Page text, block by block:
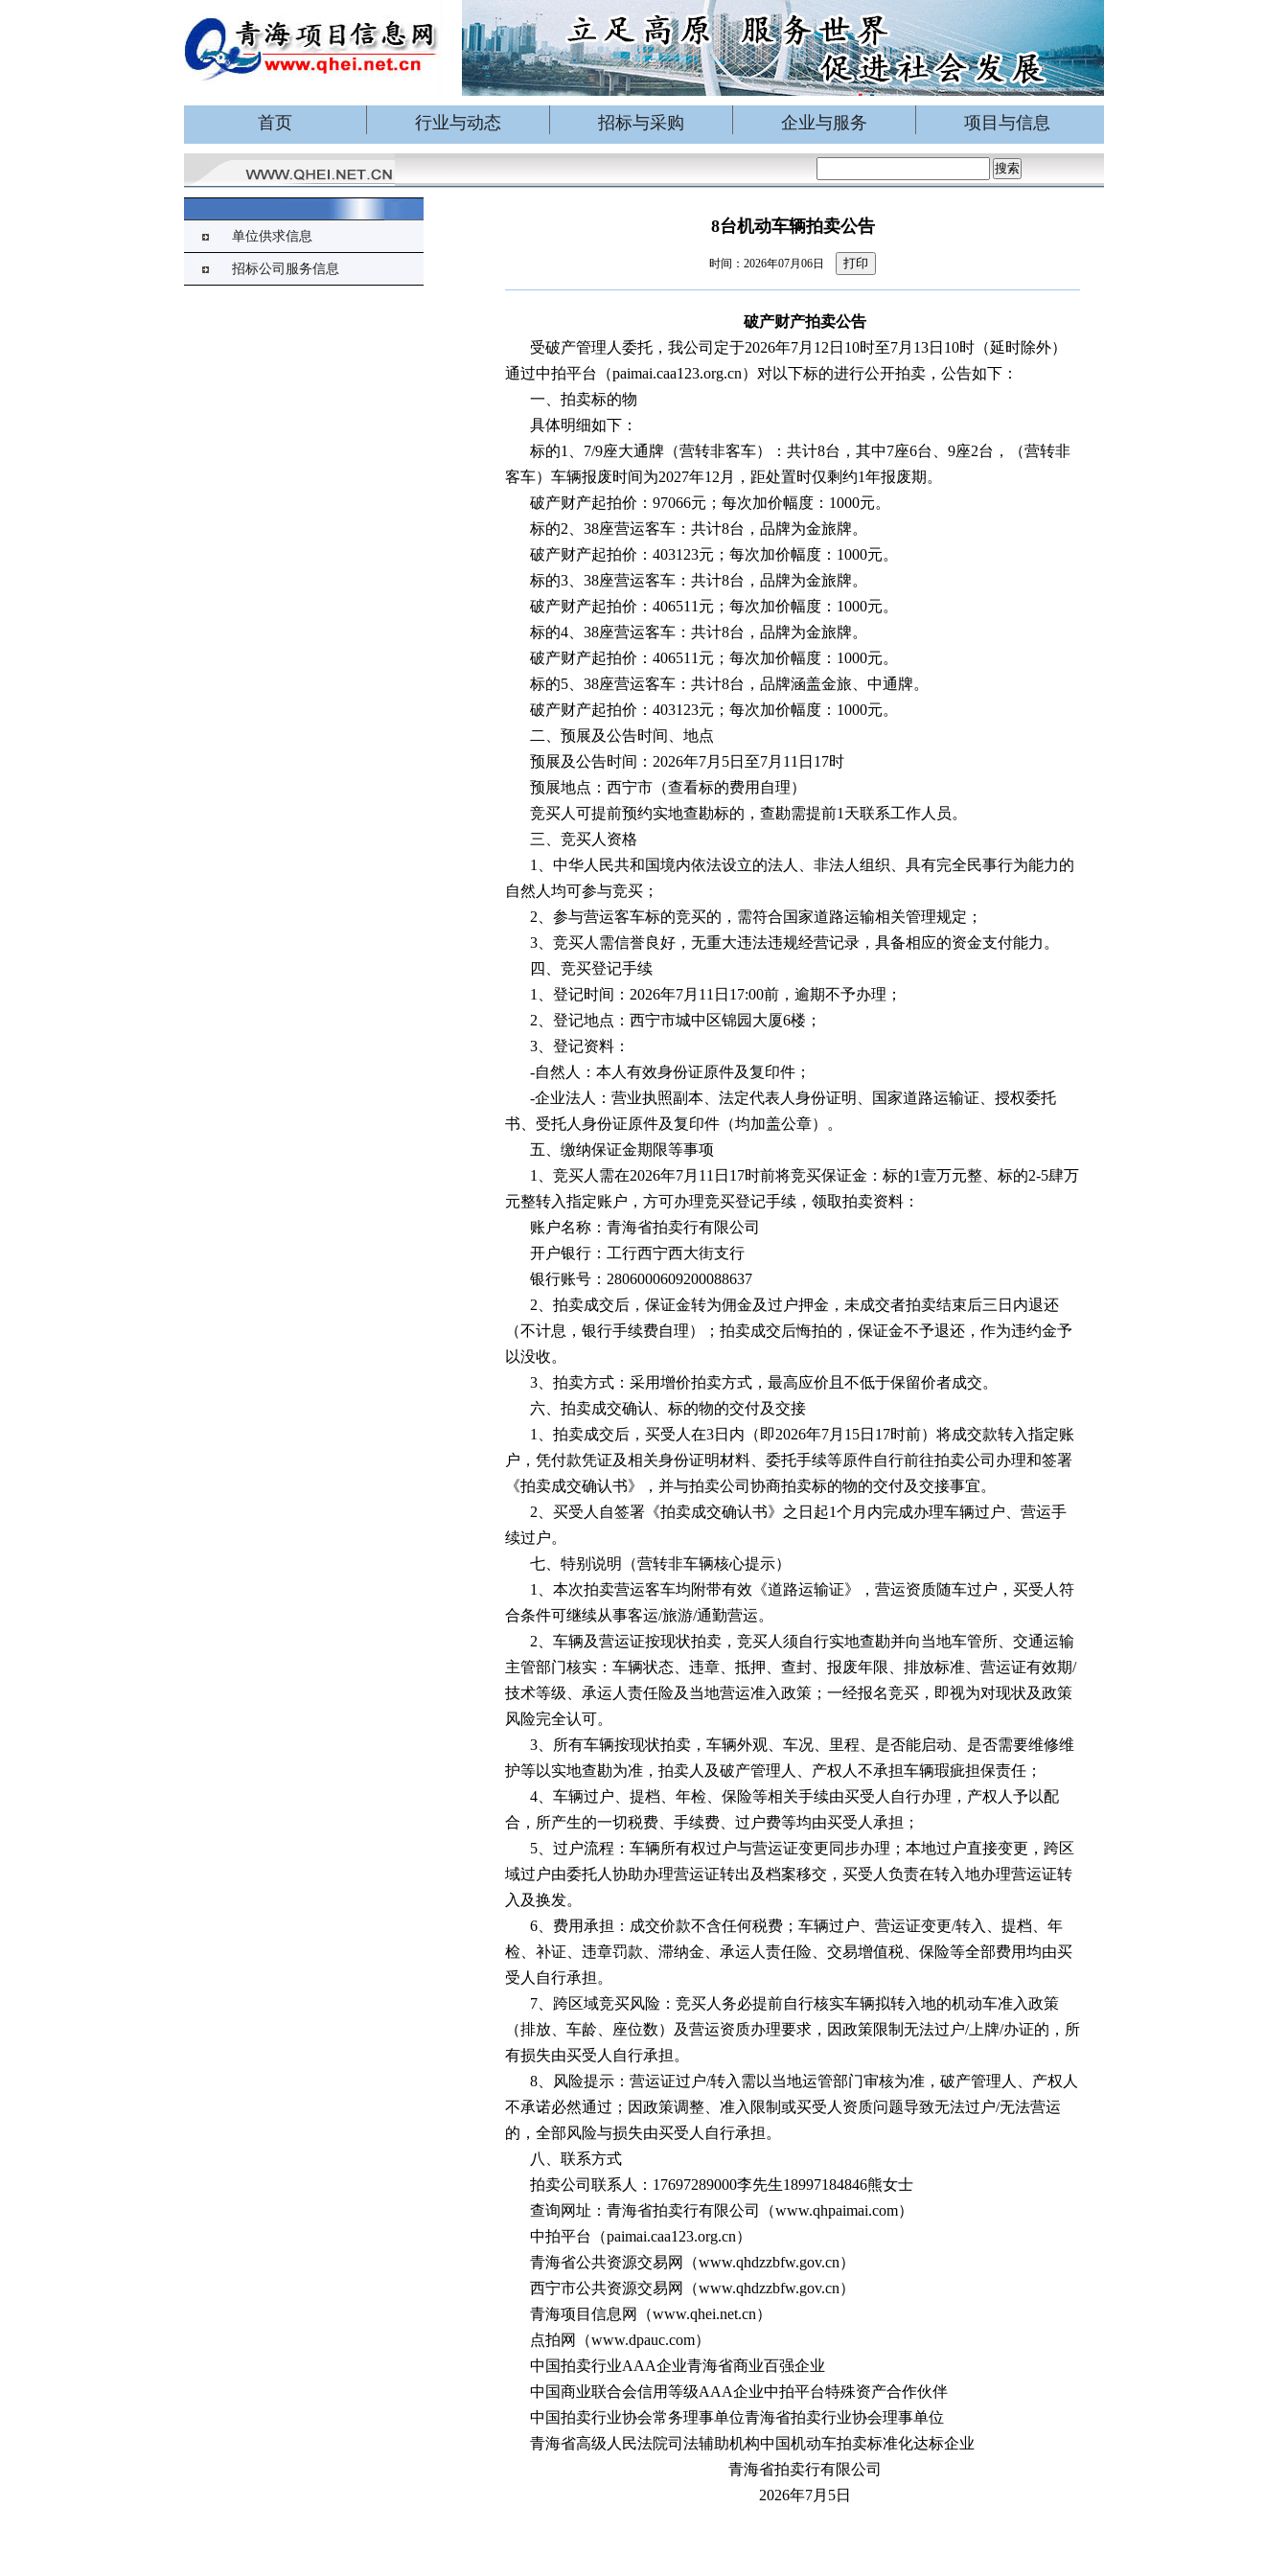
首页 行业与动态 招标与采购 企业与服务 项目与信息
单位供求信息
招标公司服务信息
8台机动车辆拍卖公告
时间：2026年07月06日 打印
破产财产拍卖公告
受破产管理人委托，我公司定于2026年7月12日10时至7月13日10时（延时除外）
通过中拍平台（paimai.caa123.org.cn）对以下标的进行公开拍卖，公告如下：
一、拍卖标的物
具体明细如下：
标的1、7/9座大通牌（营转非客车）：共计8台，其中7座6台、9座2台，（营转非
客车）车辆报废时间为2027年12月，距处置时仅剩约1年报废期。
破产财产起拍价：97066元；每次加价幅度：1000元。
标的2、38座营运客车：共计8台，品牌为金旅牌。
破产财产起拍价：403123元；每次加价幅度：1000元。
标的3、38座营运客车：共计8台，品牌为金旅牌。
破产财产起拍价：406511元；每次加价幅度：1000元。
标的4、38座营运客车：共计8台，品牌为金旅牌。
破产财产起拍价：406511元；每次加价幅度：1000元。
标的5、38座营运客车：共计8台，品牌涵盖金旅、中通牌。
破产财产起拍价：403123元；每次加价幅度：1000元。
二、预展及公告时间、地点
预展及公告时间：2026年7月5日至7月11日17时
预展地点：西宁市（查看标的费用自理）
竞买人可提前预约实地查勘标的，查勘需提前1天联系工作人员。
三、竞买人资格
1、中华人民共和国境内依法设立的法人、非法人组织、具有完全民事行为能力的
自然人均可参与竞买；
2、参与营运客车标的竞买的，需符合国家道路运输相关管理规定；
3、竞买人需信誉良好，无重大违法违规经营记录，具备相应的资金支付能力。
四、竞买登记手续
1、登记时间：2026年7月11日17:00前，逾期不予办理；
2、登记地点：西宁市城中区锦园大厦6楼；
3、登记资料：
-自然人：本人有效身份证原件及复印件；
-企业法人：营业执照副本、法定代表人身份证明、国家道路运输证、授权委托
书、受托人身份证原件及复印件（均加盖公章）。
五、缴纳保证金期限等事项
1、竞买人需在2026年7月11日17时前将竞买保证金：标的1壹万元整、标的2-5肆万
元整转入指定账户，方可办理竞买登记手续，领取拍卖资料：
账户名称：青海省拍卖行有限公司
开户银行：工行西宁西大街支行
银行账号：2806000609200088637
2、拍卖成交后，保证金转为佣金及过户押金，未成交者拍卖结束后三日内退还
（不计息，银行手续费自理）；拍卖成交后悔拍的，保证金不予退还，作为违约金予
以没收。
3、拍卖方式：采用增价拍卖方式，最高应价且不低于保留价者成交。
六、拍卖成交确认、标的物的交付及交接
1、拍卖成交后，买受人在3日内（即2026年7月15日17时前）将成交款转入指定账
户，凭付款凭证及相关身份证明材料、委托手续等原件自行前往拍卖公司办理和签署
《拍卖成交确认书》，并与拍卖公司协商拍卖标的物的交付及交接事宜。
2、买受人自签署《拍卖成交确认书》之日起1个月内完成办理车辆过户、营运手
续过户。
七、特别说明（营转非车辆核心提示）
1、本次拍卖营运客车均附带有效《道路运输证》，营运资质随车过户，买受人符
合条件可继续从事客运/旅游/通勤营运。
2、车辆及营运证按现状拍卖，竞买人须自行实地查勘并向当地车管所、交通运输
主管部门核实：车辆状态、违章、抵押、查封、报废年限、排放标准、营运证有效期/
技术等级、承运人责任险及当地营运准入政策；一经报名竞买，即视为对现状及政策
风险完全认可。
3、所有车辆按现状拍卖，车辆外观、车况、里程、是否能启动、是否需要维修维
护等以实地查勘为准，拍卖人及破产管理人、产权人不承担车辆瑕疵担保责任；
4、车辆过户、提档、年检、保险等相关手续由买受人自行办理，产权人予以配
合，所产生的一切税费、手续费、过户费等均由买受人承担；
5、过户流程：车辆所有权过户与营运证变更同步办理；本地过户直接变更，跨区
域过户由委托人协助办理营运证转出及档案移交，买受人负责在转入地办理营运证转
入及换发。
6、费用承担：成交价款不含任何税费；车辆过户、营运证变更/转入、提档、年
检、补证、违章罚款、滞纳金、承运人责任险、交易增值税、保险等全部费用均由买
受人自行承担。
7、跨区域竞买风险：竞买人务必提前自行核实车辆拟转入地的机动车准入政策
（排放、车龄、座位数）及营运资质办理要求，因政策限制无法过户/上牌/办证的，所
有损失由买受人自行承担。
8、风险提示：营运证过户/转入需以当地运管部门审核为准，破产管理人、产权人
不承诺必然通过；因政策调整、准入限制或买受人资质问题导致无法过户/无法营运
的，全部风险与损失由买受人自行承担。
八、联系方式
拍卖公司联系人：17697289000李先生18997184846熊女士
查询网址：青海省拍卖行有限公司（www.qhpaimai.com）
中拍平台（paimai.caa123.org.cn）
青海省公共资源交易网（www.qhdzzbfw.gov.cn）
西宁市公共资源交易网（www.qhdzzbfw.gov.cn）
青海项目信息网（www.qhei.net.cn）
点拍网（www.dpauc.com）
中国拍卖行业AAA企业青海省商业百强企业
中国商业联合会信用等级AAA企业中拍平台特殊资产合作伙伴
中国拍卖行业协会常务理事单位青海省拍卖行业协会理事单位
青海省高级人民法院司法辅助机构中国机动车拍卖标准化达标企业
青海省拍卖行有限公司
2026年7月5日